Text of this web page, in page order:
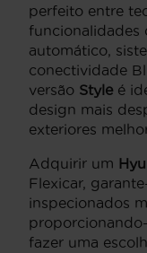
perfeito entre
funcionalidades
automático,
conectividade
versão Style é
design mais
exteriores
Adquirir um
Flexicar,
inspecionados
fazer uma